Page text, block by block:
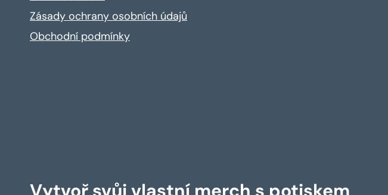
Zásady ochrany osobních údajů
Obchodní podmínky